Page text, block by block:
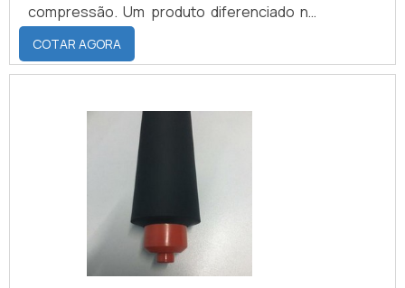
compressão. Um produto diferenciado no
mercado e com uma ótima durabilidade. O
emborrachamento de roletes pode ser
feito com cinco tipos diferentes de
utilização deles. O emborrachamento pode
ser feito em:Saiba mais sobre os tipos de
emborrachamento e suas vantagens
Borracha natural, cuja maior atribuição é.
COTAR AGORA